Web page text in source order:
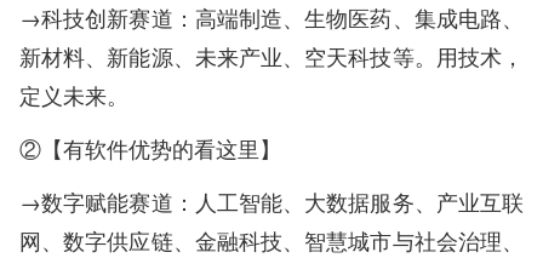
→科技创新赛道：高端制造、生物医药、集成电路、
新材料、新能源、未来产业、空天科技等。用技术，
定义未来。
②【有软件优势的看这里】
→数字赋能赛道：人工智能、大数据服务、产业互联
网、数字供应链、金融科技、智慧城市与社会治理、